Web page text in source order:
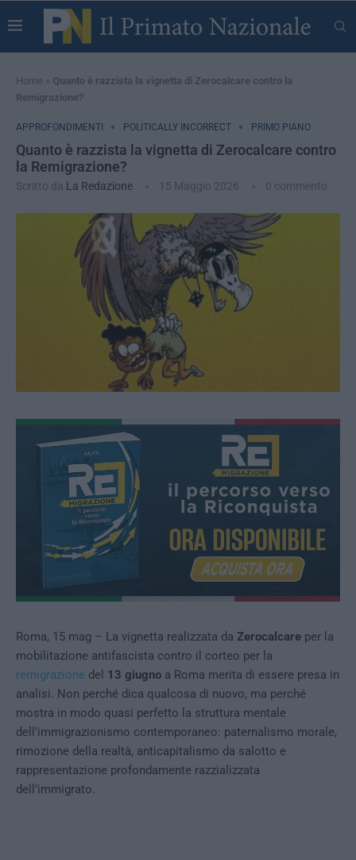
Home » Quanto è razzista la vignetta di Zerocalcare contro la
Remigrazione?
APPROFONDIMENTI POLITICALLY INCORRECT PRIMO PIANO
Quanto è razzista la vignetta di Zerocalcare contro
la Remigrazione?
Scritto da La Redazione 15 Maggio 2026 0 commento
Roma, 15 mag – La vignetta realizzata da Zerocalcare per la
mobilitazione antifascista contro il corteo per la
remigrazione del 13 giugno a Roma merita di essere presa in
analisi. Non perché dica qualcosa di nuovo, ma perché
mostra in modo quasi perfetto la struttura mentale
dell’immigrazionismo contemporaneo: paternalismo morale,
rimozione della realtà, anticapitalismo da salotto e
rappresentazione profondamente razzializzata
dell’immigrato.